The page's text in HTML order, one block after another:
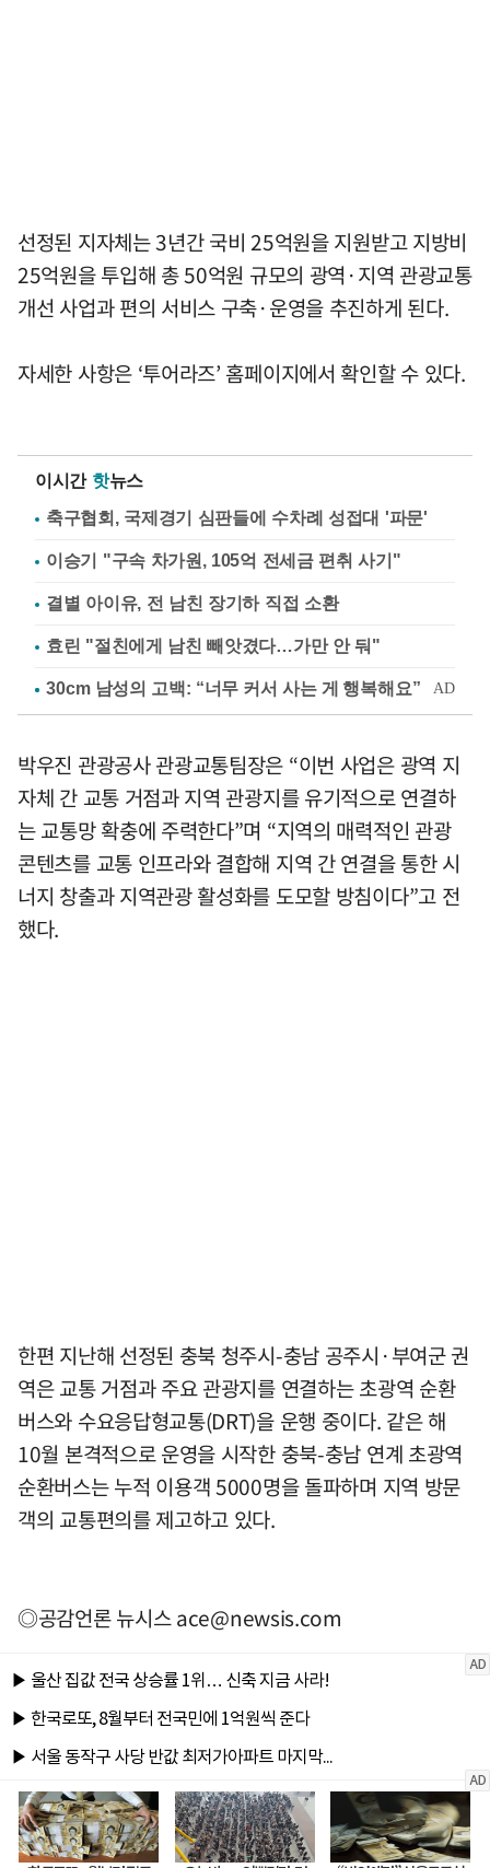
선정된 지자체는 3년간 국비 25억원을 지원받고 지방비
25억원을 투입해 총 50억원 규모의 광역·지역 관광교통
개선 사업과 편의 서비스 구축·운영을 추진하게 된다.
자세한 사항은 ‘투어라즈’ 홈페이지에서 확인할 수 있다.
이시간 핫뉴스
축구협회, 국제경기 심판들에 수차례 성접대 '파문'
이승기 "구속 차가원, 105억 전세금 편취 사기"
결별 아이유, 전 남친 장기하 직접 소환
효린 "절친에게 남친 빼앗겼다…가만 안 둬"
박우진 관광공사 관광교통팀장은 “이번 사업은 광역 지
자체 간 교통 거점과 지역 관광지를 유기적으로 연결하
는 교통망 확충에 주력한다”며 “지역의 매력적인 관광
콘텐츠를 교통 인프라와 결합해 지역 간 연결을 통한 시
너지 창출과 지역관광 활성화를 도모할 방침이다”고 전
했다.
한편 지난해 선정된 충북 청주시-충남 공주시·부여군 권
역은 교통 거점과 주요 관광지를 연결하는 초광역 순환
버스와 수요응답형교통(DRT)을 운행 중이다. 같은 해
10월 본격적으로 운영을 시작한 충북-충남 연계 초광역
순환버스는 누적 이용객 5000명을 돌파하며 지역 방문
객의 교통편의를 제고하고 있다.
◎공감언론 뉴시스ace@newsis.com